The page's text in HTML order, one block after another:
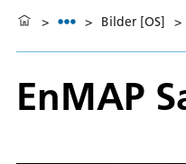
> > Bilder [OS] >
EnMAP